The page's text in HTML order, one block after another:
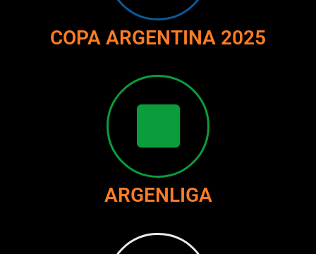
COPA ARGENTINA 2025
ARGENLIGA